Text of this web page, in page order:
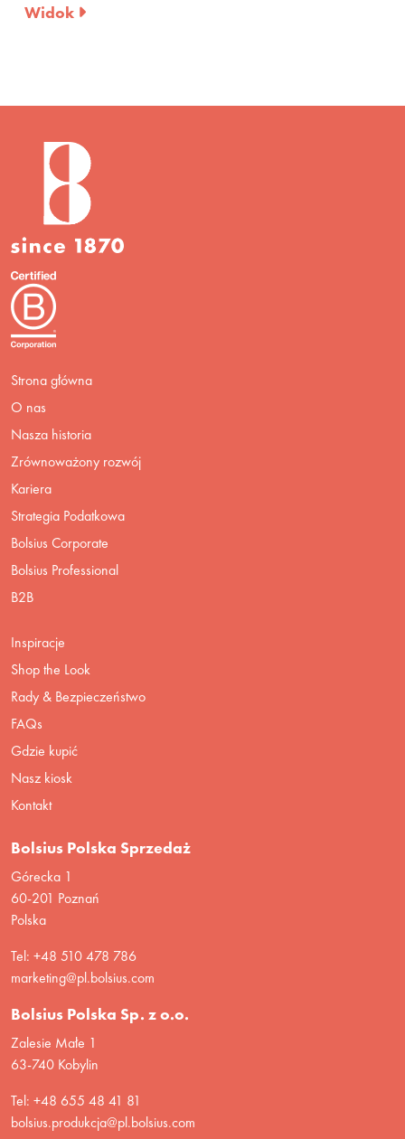
Strona główna
O nas
Nasza historia
Zrównoważony rozwój
Kariera
Strategia Podatkowa
Bolsius Corporate
Bolsius Professional
B2B
Inspiracje
Shop the Look
Rady & Bezpieczeństwo
FAQs
Gdzie kupić
Nasz kiosk
Kontakt
Bolsius Polska Sprzedaż
Górecka 1
60-201 Poznań
Polska
Tel: +48 510 478 786
marketing@pl.bolsius.com
Bolsius Polska Sp. z o.o.
Zalesie Małe 1
63-740 Kobylin
Tel: +48 655 48 41 81
bolsius.produkcja@pl.bolsius.com